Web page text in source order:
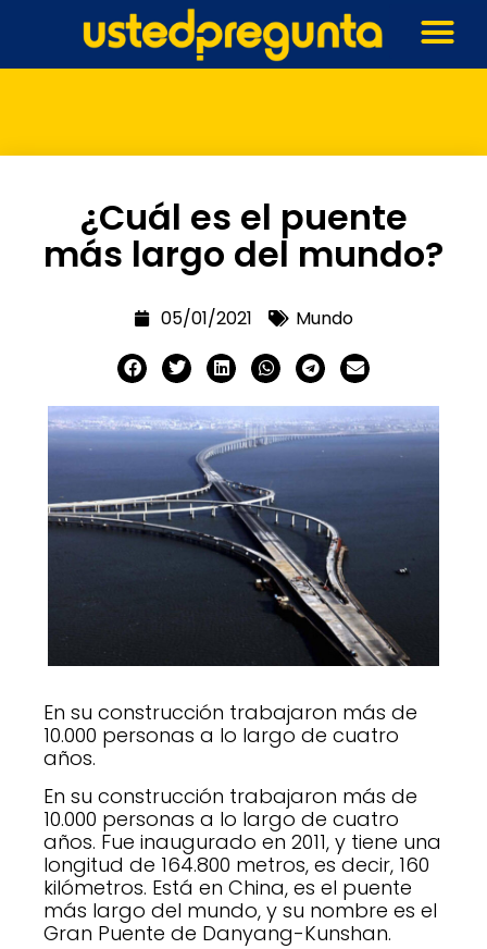
¿Cuál es el puente
más largo del mundo?
05/01/2021 Mundo
En su construcción trabajaron más de
10.000 personas a lo largo de cuatro
años.
En su construcción trabajaron más de
10.000 personas a lo largo de cuatro
años. Fue inaugurado en 2011, y tiene una
longitud de 164.800 metros, es decir, 160
kilómetros. Está en China, es el puente
más largo del mundo, y su nombre es el
Gran Puente de Danyang-Kunshan.